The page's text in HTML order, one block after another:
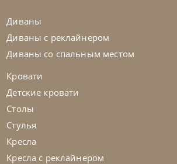
Диваны
Диваны с реклайнером
Диваны со спальным местом
Кровати
Детские кровати
Столы
Стулья
Кресла
Кресла с реклайнером